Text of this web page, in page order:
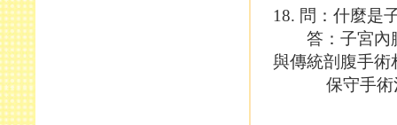
18. 問：什麼是
答：子宮內膜
與傳統剖腹手術
保守手術治